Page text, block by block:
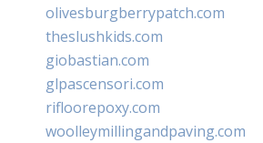
olivesburgberrypatch.com
theslushkids.com
giobastian.com
glpascensori.com
rifloorepoxy.com
woolleymillingandpaving.com